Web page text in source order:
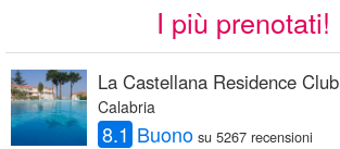
I più prenotati!
La Castellana Residence Club
Calabria
8.1 Buono su 5267 recensioni